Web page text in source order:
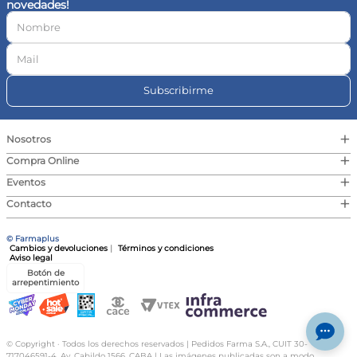
novedades!
Subscribirme
Nosotros +
Compra Online +
Eventos +
Contacto +
© Farmaplus
Cambios y devoluciones | Términos y condiciones
Aviso legal
Botón de
arrepentimiento
© Copyright · Todos los derechos reservados | Pedidos Farma S.A., CUIT 30-
10. vitamina c